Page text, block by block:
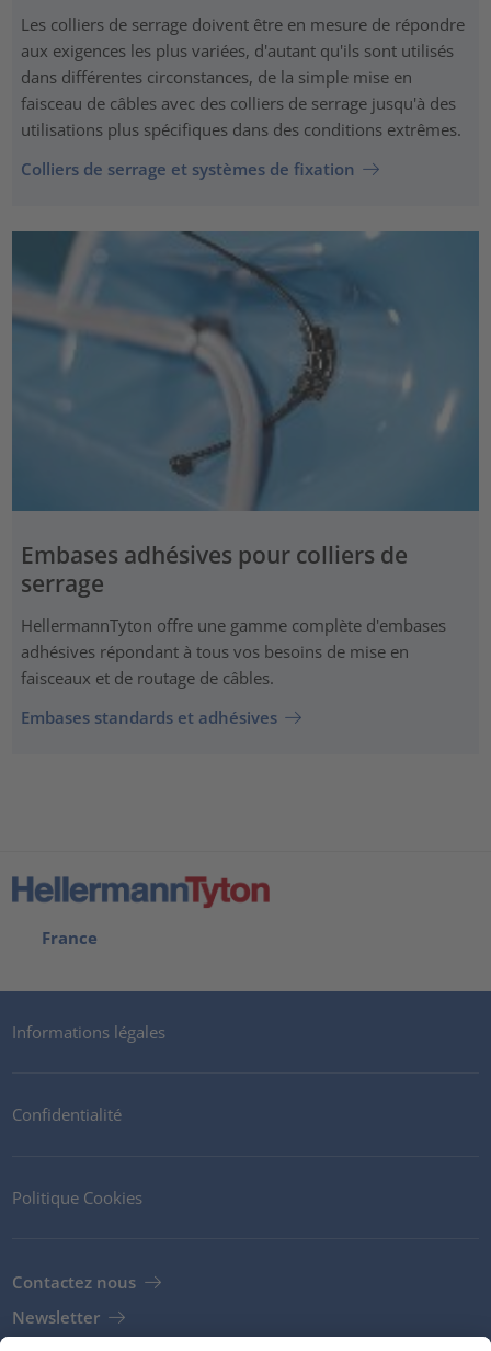
Les colliers de serrage doivent être en mesure de répondre
aux exigences les plus variées, d'autant qu'ils sont utilisés
dans différentes circonstances, de la simple mise en
faisceau de câbles avec des colliers de serrage jusqu'à des
utilisations plus spécifiques dans des conditions extrêmes.
Colliers de serrage et systèmes de fixation
Embases adhésives pour colliers de
serrage
HellermannTyton offre une gamme complète d'embases
adhésives répondant à tous vos besoins de mise en
faisceaux et de routage de câbles.
Embases standards et adhésives
France
Informations légales
Confidentialité
Politique Cookies
Contactez nous
Newsletter